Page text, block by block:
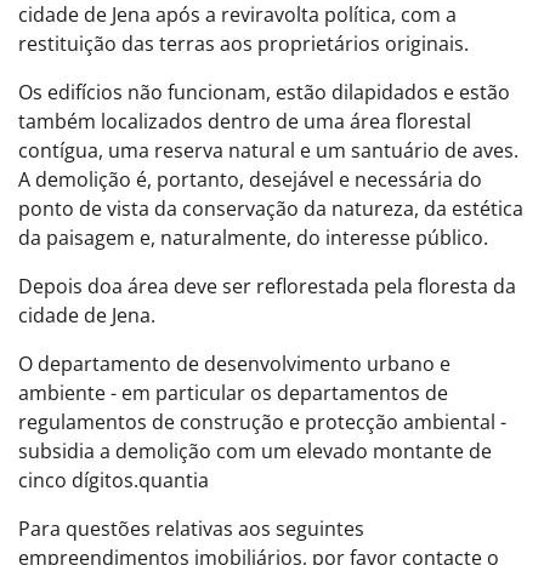
cidade de Jena após a reviravolta política, com a
restituição das terras aos proprietários originais.
Os edifícios não funcionam, estão dilapidados e estão
também localizados dentro de uma área florestal
contígua, uma reserva natural e um santuário de aves.
A demolição é, portanto, desejável e necessária do
ponto de vista da conservação da natureza, da estética
da paisagem e, naturalmente, do interesse público.
Depois doa área deve ser reflorestada pela floresta da
cidade de Jena.
O departamento de desenvolvimento urbano e
ambiente - em particular os departamentos de
regulamentos de construção e protecção ambiental -
subsidia a demolição com um elevado montante de
cinco dígitos.quantia
Para questões relativas aos seguintes
empreendimentos imobiliários, por favor contacte o